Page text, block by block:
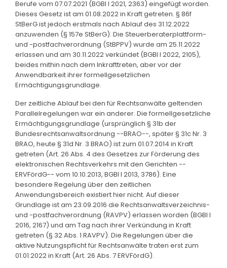
Berufe vom 07.07.2021 (BGBl I 2021, 2363) eingefügt worden.
Dieses Gesetz ist am 01.08.2022 in Kraft getreten. § 86f
StBerG ist jedoch erstmals nach Ablauf des 31.12.2022
anzuwenden (§ 157e StBerG). Die Steuerberaterplattform-
und -postfachverordnung (StBPPV) wurde am 25.11.2022
erlassen und am 30.11.2022 verkündet (BGBl I 2022, 2105),
beides mithin nach dem Inkrafttreten, aber vor der
Anwendbarkeit ihrer formellgesetzlichen
Ermächtigungsgrundlage.
Der zeitliche Ablauf bei den für Rechtsanwälte geltenden
Parallelregelungen war ein anderer. Die formellgesetzliche
Ermächtigungsgrundlage (ursprünglich § 31b der
Bundesrechtsanwaltsordnung --BRAO--, später § 31c Nr. 3
BRAO, heute § 31d Nr. 3 BRAO) ist zum 01.07.2014 in Kraft
getreten (Art. 26 Abs. 4 des Gesetzes zur Förderung des
elektronischen Rechtsverkehrs mit den Gerichten --
ERVFördG-- vom 10.10.2013, BGBl I 2013, 3786). Eine
besondere Regelung über den zeitlichen
Anwendungsbereich existiert hier nicht. Auf dieser
Grundlage ist am 23.09.2016 die Rechtsanwaltsverzeichnis-
und -postfachverordnung (RAVPV) erlassen worden (BGBl I
2016, 2167) und am Tag nach ihrer Verkündung in Kraft
getreten (§ 32 Abs. 1 RAVPV). Die Regelungen über die
aktive Nutzungspflicht für Rechtsanwälte traten erst zum
01.01.2022 in Kraft (Art. 26 Abs. 7 ERVFördG).